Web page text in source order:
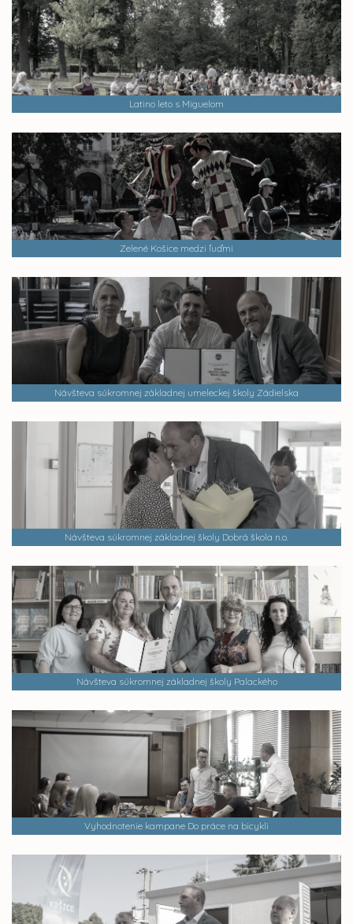
Latino leto s Miguelom
Zelené Košice medzi ľuďmi
Návšteva súkromnej základnej umeleckej školy Zádielska
Návšteva súkromnej základnej školy Dobrá škola n.o.
Návšteva súkromnej základnej školy Palackého
Vyhodnotenie kampane Do práce na bicykli